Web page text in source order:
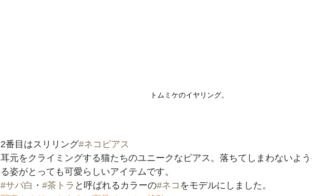
トムミケのイヤリング。﻿
2番目はスリリング#ネコピアス
耳元をクライミングする猫たちのユニークなピアス。落ちてしまわないよ
る姿がとっても可愛らしいアイテムです。﻿
#サバ白 ・ #茶トラ と呼ばれるカラーの#ネコ をモデルにしました。﻿